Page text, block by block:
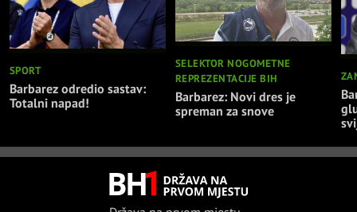
SPORT
Barbarez odredio sastav:
Totalni napad!
SELEKTOR NOGOMETNE
REPREZENTACIJE BIH
Barbarez: Novi dres je
spreman za snove